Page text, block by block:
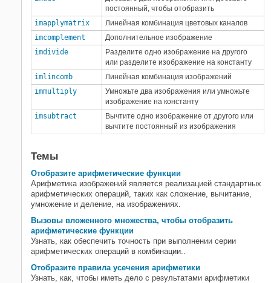
постоянный, чтобы отобразить
imapplymatrix
Линейная комбинация цветовых каналов
imcomplement
Дополнительное изображение
imdivide
Разделите одно изображение на другого
или разделите изображение на константу
imlincomb
Линейная комбинация изображений
immultiply
Умножьте два изображения или умножьте
изображение на константу
imsubtract
Вычтите одно изображение от другого или
вычтите постоянный из изображения
Темы
Отобразите арифметические функции
Арифметика изображений является реализацией стандартных
арифметических операций, таких как сложение, вычитание,
умножение и деление, на изображениях.
Вызовы вложенного множества, чтобы отобразить
арифметические функции
Узнать, как обеспечить точность при выполнении серии
арифметических операций в комбинации..
Отобразите правила усечения арифметики
Узнать, как, чтобы иметь дело с результатами арифметики